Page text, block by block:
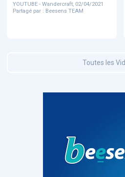
YOUTUBE - Wandercraft, 02/04/2021
Partagé par : Beesens TEAM
Toutes les